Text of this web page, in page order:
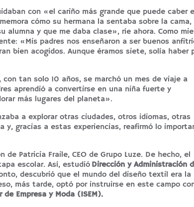
con «el cariño más grande que puede caber
cómo su hermana la sentaba sobre la
y que me daba clase», ríe ahora. Como
«Mis padres nos enseñaron a ser buenos
bien acogidos. Aunque éramos siete, solía haber
tan solo 10 años, se marchó un mes de viaje a
aprendió a convertirse en una niña fuerte y
más lugares del planeta».
a explorar otras ciudades, otros idiomas, otras
y, gracias a estas experiencias, reafirmó lo
Patricia Fraile, CEO de Grupo Luze. De hecho, el
escolar. Así, estudió Dirección y Administración
descubrió que el mundo del diseño textil era la
más tarde, optó por instruirse en este campo
Empresa y Moda (ISEM).